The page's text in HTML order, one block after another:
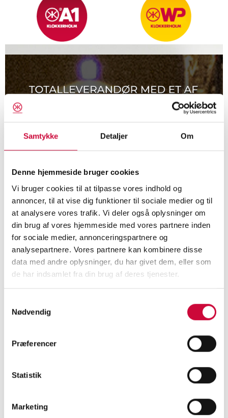
Samtykke Detaljer Om
Denne hjemmeside bruger cookies
Vi bruger cookies til at tilpasse vores indhold og
annoncer, til at vise dig funktioner til sociale medier og til
at analysere vores trafik. Vi deler også oplysninger om
din brug af vores hjemmeside med vores partnere inden
for sociale medier, annonceringspartnere og
analysepartnere. Vores partnere kan kombinere disse
data med andre oplysninger, du har givet dem, eller som
de har indsamlet fra din brug af deres tjenester.
Nødvendig
Præferencer
Statistik
Marketing
NYHEDER
God sommer